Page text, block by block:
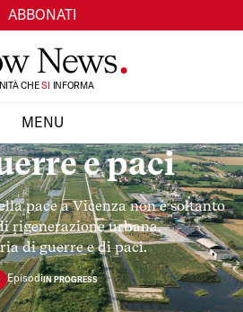
ABBONATI
CHE
TI
SI INFORMA
MENU
CHIUDI
e paci
pace a Vicenza non è soltanto
rigenerazione urbana.
di guerre e di paci.
EpisodiIN PROGRESS